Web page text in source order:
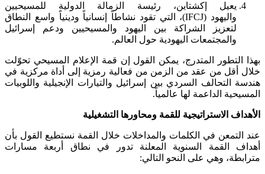
يعيل إكشتاين، رئيسة الزمالة الدولية للمسيحيين
واليهود (IFCJ)، التي تقود نشاطاً إنسانياً ودينياً واسع النطاق
لتعزيز الشراكة بين اليهود والمسيحيين ودعم إسرائيل
والمجتمعات اليهودية حول العالم.
بهذا التطور المتدرج، يمكن القول إن قمة الإعلام المسيحي تحوّلت
خلال أقل من عقد من الزمن من فعالية رمزية إلى أداة مركزية في
هندسة التحالف السردي بين إسرائيل والتيارات الإنجيلية واللوبيات
المسيحية الداعمة لها عالمياً.
الأهداف الاستراتيجية للقمة ومحاورها التشغيلية
عند التمعن في الكلمات والمداخلات خلال القمة نستطيع القول بأن
أهداف القمة السنوية المعلنة تدور في نطاق أربعة مسارات
مترابطة، وهي على النحو التالي: